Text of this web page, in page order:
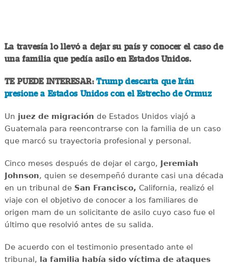
La travesía lo llevó a dejar su país y conocer el caso de
una familia que pedía asilo en Estados Unidos.
TE PUEDE INTERESAR:Trump descarta que Irán
presione a Estados Unidos con el Estrecho de Ormuz
Un juez de migración de Estados Unidos viajó a
Guatemala para reencontrarse con la familia de un caso
que marcó su trayectoria profesional y personal.
Cinco meses después de dejar el cargo, Jeremiah
Johnson, quien se desempeñó durante casi una década
en un tribunal de San Francisco, California, realizó el
viaje con el objetivo de conocer a los familiares de
origen mam de un solicitante de asilo cuyo caso fue el
último que resolvió antes de su salida.
De acuerdo con el testimonio presentado ante el
tribunal, la familia había sido víctima de ataques